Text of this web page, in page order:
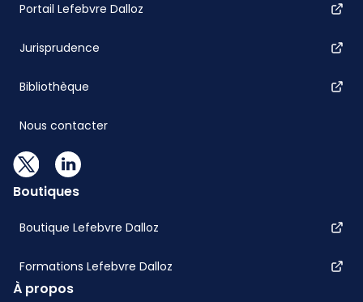
Portail Lefebvre Dalloz
Jurisprudence
Bibliothèque
Nous contacter
Boutiques
Boutique Lefebvre Dalloz
Formations Lefebvre Dalloz
À propos